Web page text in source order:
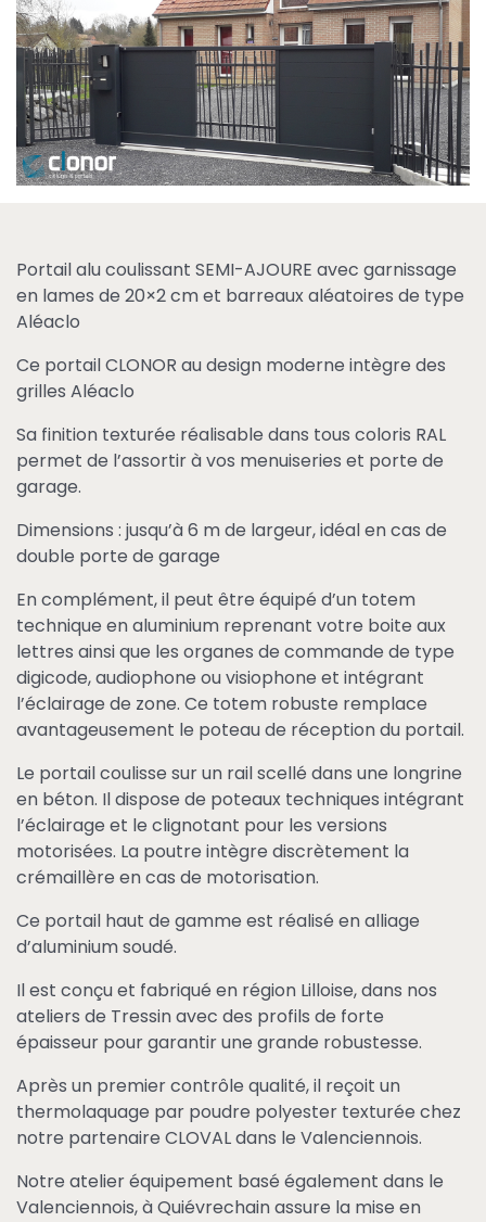
Portail alu coulissant SEMI-AJOURE avec garnissage
en lames de 20×2 cm et barreaux aléatoires de type
Aléaclo
Ce portail CLONOR au design moderne intègre des
grilles Aléaclo
Sa finition texturée réalisable dans tous coloris RAL
permet de l’assortir à vos menuiseries et porte de
garage.
Dimensions : jusqu’à 6 m de largeur, idéal en cas de
double porte de garage
En complément, il peut être équipé d’un totem
technique en aluminium reprenant votre boite aux
lettres ainsi que les organes de commande de type
digicode, audiophone ou visiophone et intégrant
l’éclairage de zone. Ce totem robuste remplace
avantageusement le poteau de réception du portail.
Le portail coulisse sur un rail scellé dans une longrine
en béton. Il dispose de poteaux techniques intégrant
l’éclairage et le clignotant pour les versions
motorisées. La poutre intègre discrètement la
crémaillère en cas de motorisation.
Ce portail haut de gamme est réalisé en alliage
d’aluminium soudé.
Il est conçu et fabriqué en région Lilloise, dans nos
ateliers de Tressin avec des profils de forte
épaisseur pour garantir une grande robustesse.
Après un premier contrôle qualité, il reçoit un
thermolaquage par poudre polyester texturée chez
notre partenaire CLOVAL dans le Valenciennois.
Notre atelier équipement basé également dans le
Valenciennois, à Quiévrechain assure la mise en